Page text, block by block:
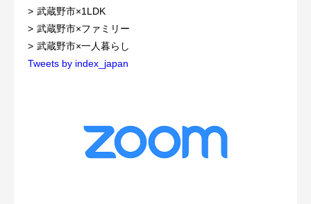
武蔵野市×1LDK
武蔵野市×ファミリー
武蔵野市×一人暮らし
Tweets by index_japan